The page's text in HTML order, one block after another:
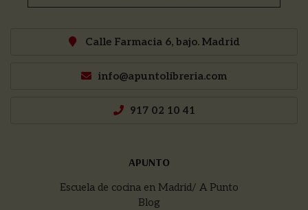
Calle Farmacia 6, bajo. Madrid
info@apuntolibreria.com
917 02 10 41
APUNTO
Escuela de cocina en Madrid/ A Punto
Blog